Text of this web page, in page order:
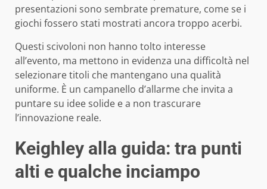
presentazioni sono sembrate premature, come se i
giochi fossero stati mostrati ancora troppo acerbi.
Questi scivoloni non hanno tolto interesse
all’evento, ma mettono in evidenza una difficoltà nel
selezionare titoli che mantengano una qualità
uniforme. È un campanello d’allarme che invita a
puntare su idee solide e a non trascurare
l’innovazione reale.
Keighley alla guida: tra punti
alti e qualche inciampo